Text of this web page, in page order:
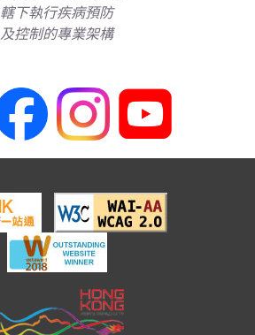
轄下執行疾病預防
及控制的專業架構